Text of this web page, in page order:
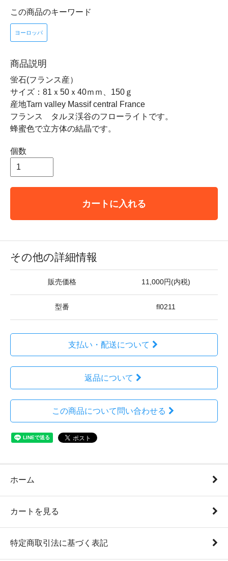
この商品のキーワード
ヨーロッパ
商品説明
蛍石(フランス産）
サイズ：81ｘ50ｘ40ｍｍ、150ｇ
産地Tarn valley Massif central France
フランス タルヌ渓谷のフローライトです。
蜂蜜色で立方体の結晶です。
個数
カートに入れる
その他の詳細情報
販売価格 11,000円(内税)
型番 fl0211
支払い・配送について
返品について
この商品について問い合わせる
ホーム
カートを見る
特定商取引法に基づく表記